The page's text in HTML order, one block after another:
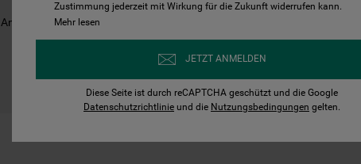
Anleitungen finden und herunterladen
Zustimmung jederzeit mit Wirkung für die Zukunft widerrufen kann.
Mehr lesen
JETZT ANMELDEN
Diese Seite ist durch reCAPTCHA geschützt und die Google
Datenschutzrichtlinie und die Nutzungsbedingungen gelten.